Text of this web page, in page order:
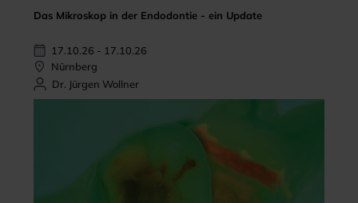
Das Mikroskop in der Endodontie - ein Update
17.10.26 - 17.10.26
Nürnberg
Dr. Jürgen Wollner